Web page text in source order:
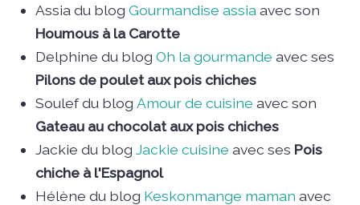
Assia du blog Gourmandise assiaavec son
Houmous à la Carotte
Delphine du blog Oh la gourmande avec ses
Pilons de poulet aux pois chiches
Soulef du blog Amour de cuisine avec son
Gateau au chocolat aux pois chiches
Jackie du blog Jackie cuisine avec ses Pois
chiche à l'Espagnol
Hélène du blog Keskonmange maman avec